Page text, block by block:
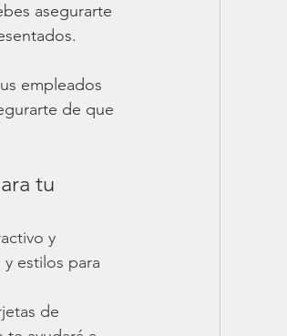
asegurarte
empleados
de que
tu
y
estilos para
de